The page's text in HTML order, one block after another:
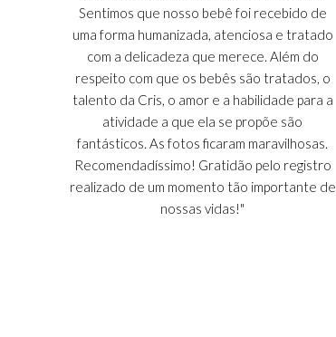
Sentimos que nosso bebê foi recebido de
uma forma humanizada, atenciosa e tratado
com a delicadeza que merece. Além do
respeito com que os bebês são tratados, o
talento da Cris, o amor e a habilidade para a
atividade a que ela se propõe são
fantásticos. As fotos ficaram maravilhosas.
Recomendadíssimo! Gratidão pelo registro
realizado de um momento tão importante de
nossas vidas!"